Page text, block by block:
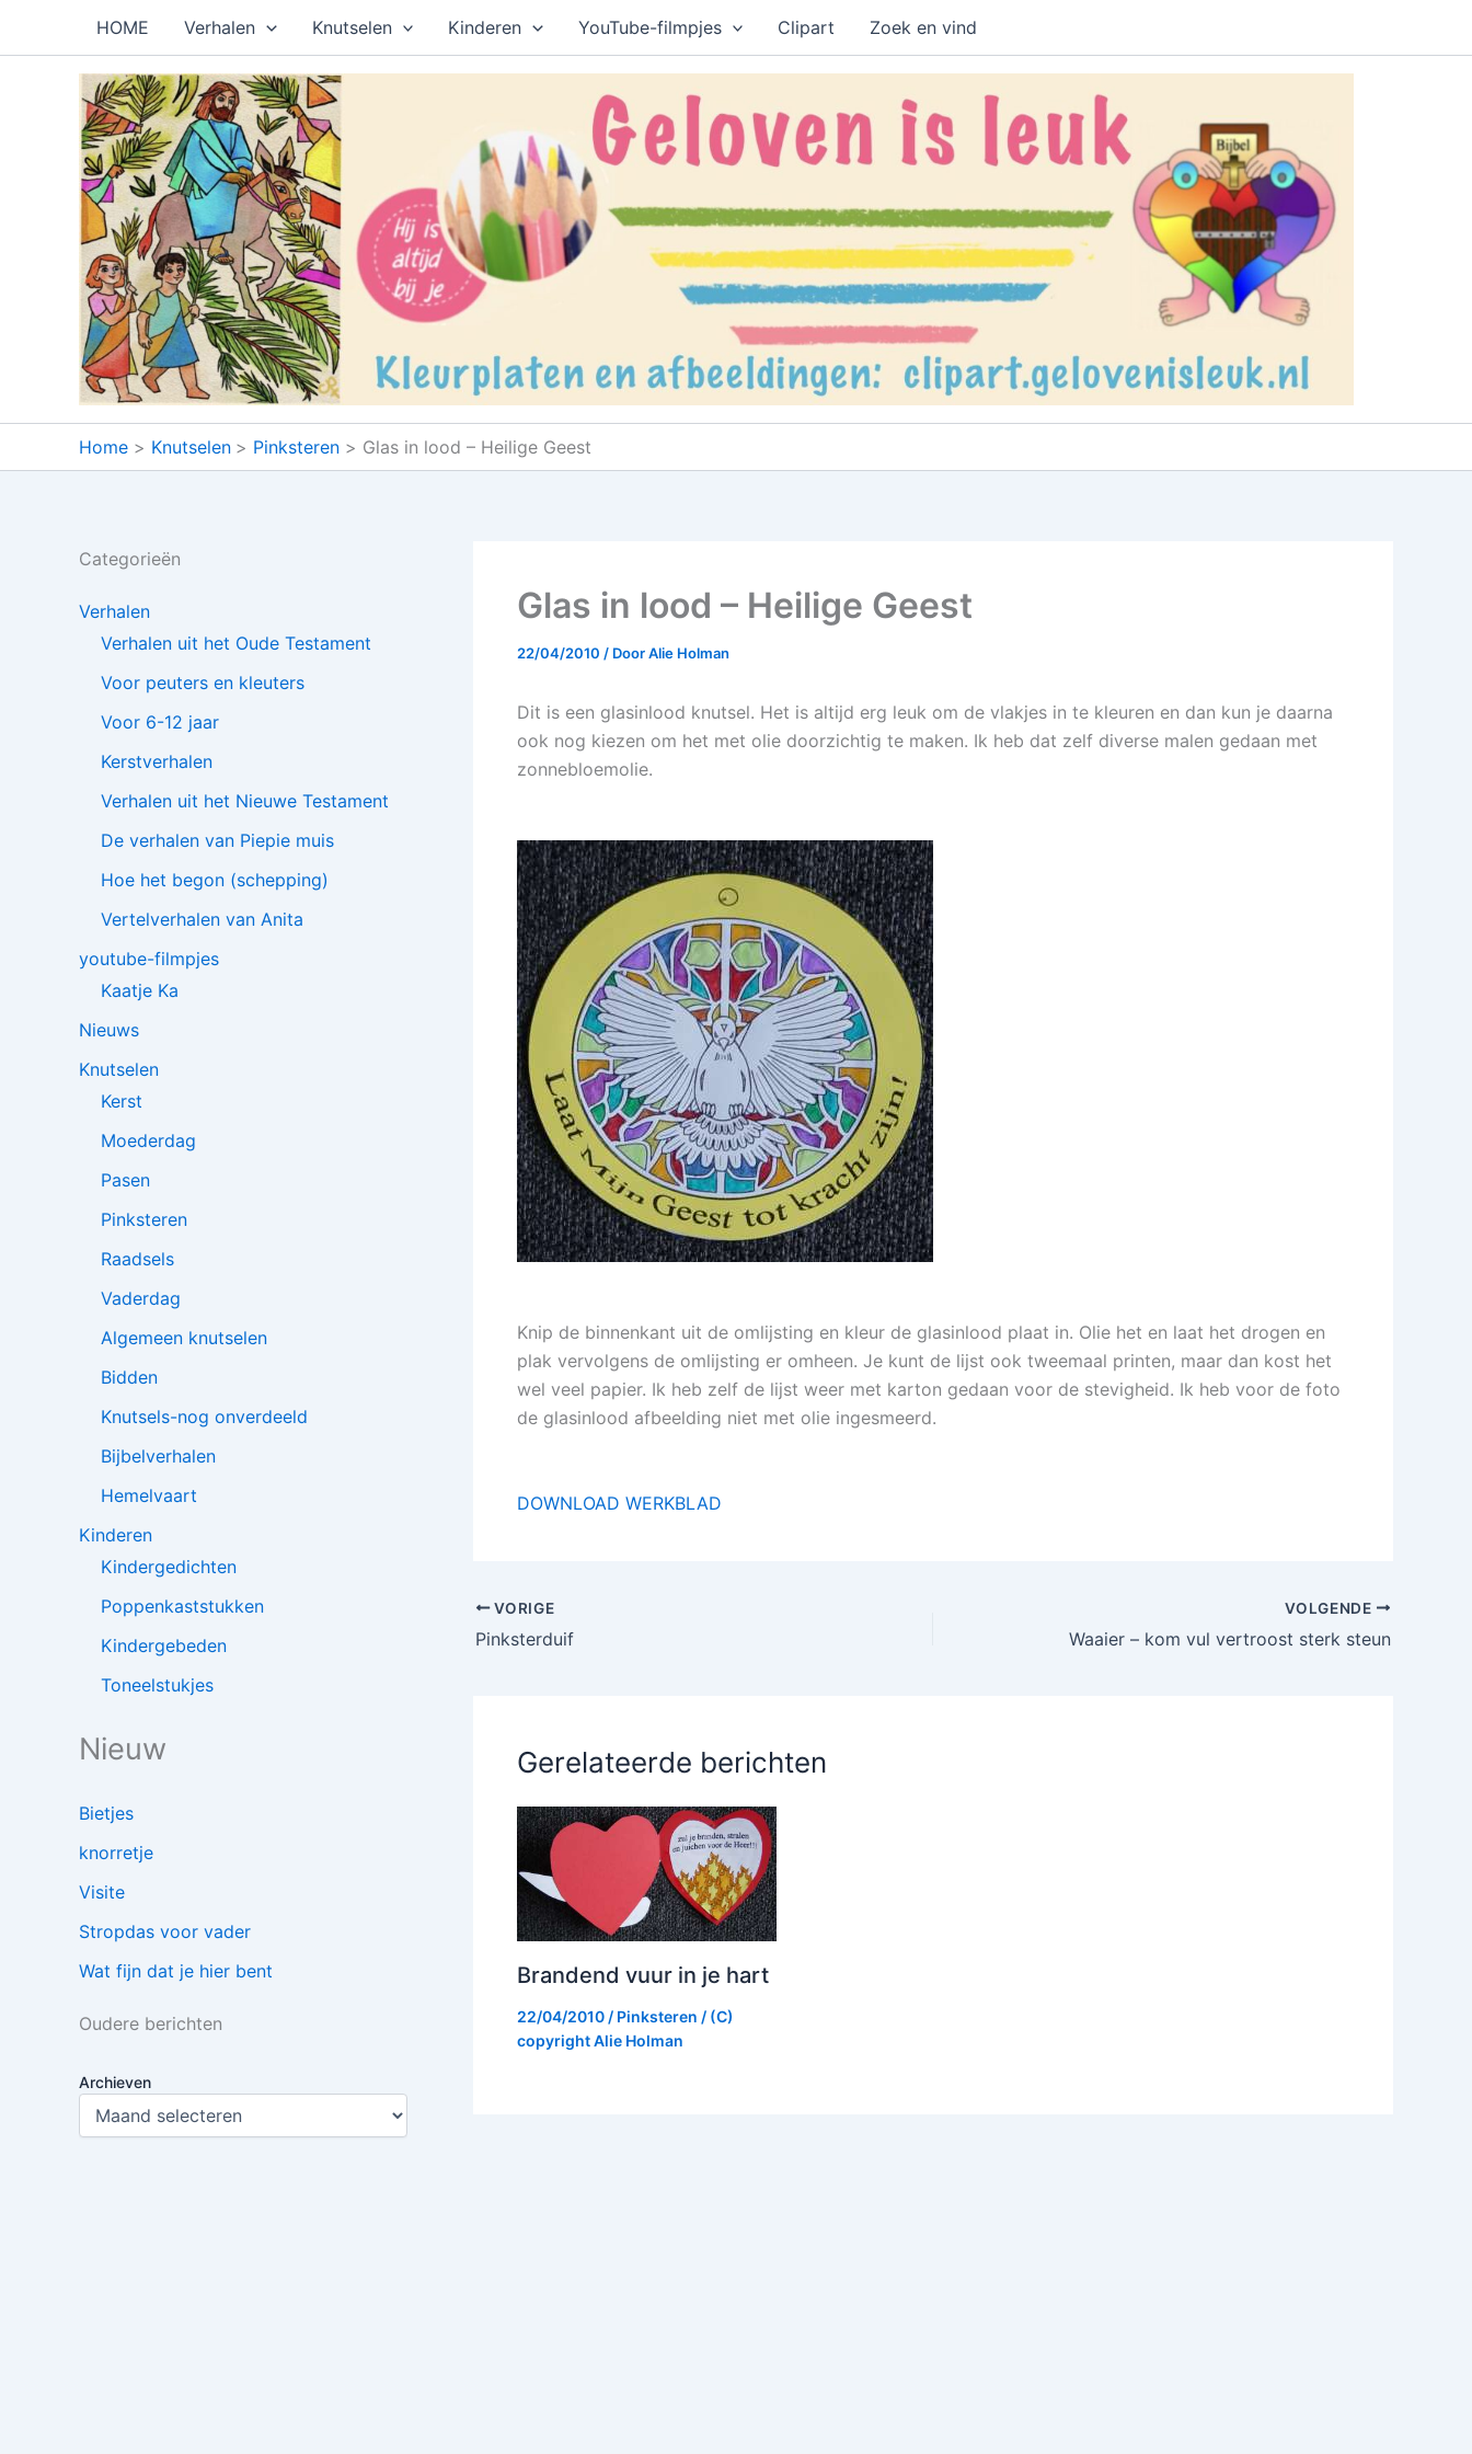
HOME Verhalen Knutselen Kinderen YouTube-filmpjes Clipart Zoek en vind
Home Knutselen Pinksteren Glas in lood – Heilige Geest
Categorieën
Verhalen
Verhalen uit het Oude Testament
Voor peuters en kleuters
Voor 6-12 jaar
Kerstverhalen
Verhalen uit het Nieuwe Testament
De verhalen van Piepie muis
Hoe het begon (schepping)
Vertelverhalen van Anita
youtube-filmpjes
Kaatje Ka
Nieuws
Knutselen
Kerst
Moederdag
Pasen
Pinksteren
Raadsels
Vaderdag
Algemeen knutselen
Bidden
Knutsels-nog onverdeeld
Bijbelverhalen
Hemelvaart
Kinderen
Kindergedichten
Poppenkaststukken
Kindergebeden
Toneelstukjes
Nieuw
Bietjes
knorretje
Visite
Stropdas voor vader
Wat fijn dat je hier bent
Oudere berichten
Archieven
Glas in lood – Heilige Geest
22/04/2010 / DoorAlie Holman
Dit is een glasinlood knutsel. Het is altijd erg leuk om de vlakjes in te kleuren en dan kun je daarna
ook nog kiezen om het met olie doorzichtig te maken. Ik heb dat zelf diverse malen gedaan met
zonnebloemolie.
Knip de binnenkant uit de omlijsting en kleur de glasinlood plaat in. Olie het en laat het drogen en
plak vervolgens de omlijsting er omheen. Je kunt de lijst ook tweemaal printen, maar dan kost het
wel veel papier. Ik heb zelf de lijst weer met karton gedaan voor de stevigheid. Ik heb voor de foto
de glasinlood afbeelding niet met olie ingesmeerd.
DOWNLOAD WERKBLAD
VORIGE
Pinksterduif
VOLGENDE
Waaier – kom vul vertroost sterk steun
Gerelateerde berichten
Brandend vuur in je hart
22/04/2010 / Pinksteren / (C)
copyrightAlie Holman